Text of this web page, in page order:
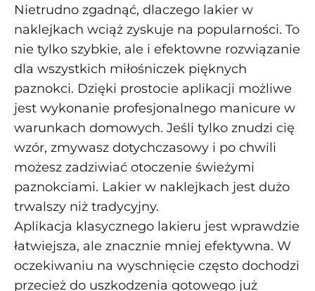
Nietrudno zgadnąć, dlaczego lakier w
naklejkach wciąż zyskuje na popularności. To
nie tylko szybkie, ale i efektowne rozwiązanie
dla wszystkich miłośniczek pięknych
paznokci. Dzięki prostocie aplikacji możliwe
jest wykonanie profesjonalnego manicure w
warunkach domowych. Jeśli tylko znudzi cię
wzór, zmywasz dotychczasowy i po chwili
możesz zadziwiać otoczenie świeżymi
paznokciami. Lakier w naklejkach jest dużo
trwalszy niż tradycyjny.
Aplikacja klasycznego lakieru jest wprawdzie
łatwiejsza, ale znacznie mniej efektywna. W
oczekiwaniu na wyschnięcie często dochodzi
przecież do uszkodzenia gotowego już